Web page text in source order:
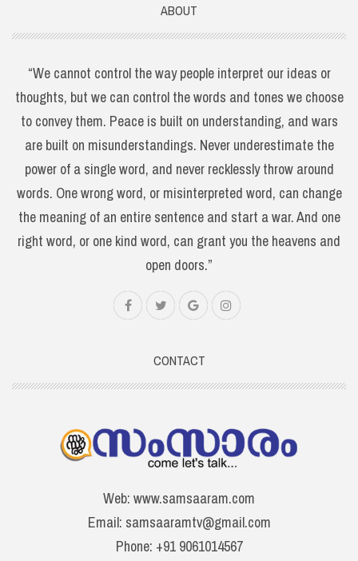
ABOUT
“We cannot control the way people interpret our ideas or
thoughts, but we can control the words and tones we choose
to convey them. Peace is built on understanding, and wars
are built on misunderstandings. Never underestimate the
power of a single word, and never recklessly throw around
words. One wrong word, or misinterpreted word, can change
the meaning of an entire sentence and start a war. And one
right word, or one kind word, can grant you the heavens and
open doors.”
CONTACT
Web: www.samsaaram.com
Email: samsaaramtv@gmail.com
Phone: +91 9061014567